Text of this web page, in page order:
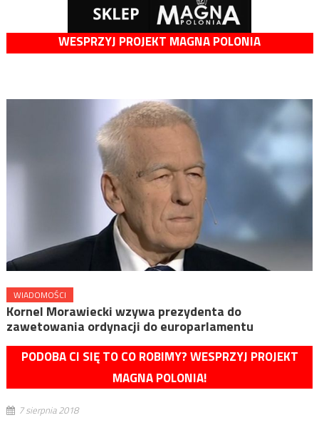
WESPRZYJ PROJEKT MAGNA POLONIA
WIADOMOŚCI
Kornel Morawiecki wzywa prezydenta do
zawetowania ordynacji do europarlamentu
PODOBA CI SIĘ TO CO ROBIMY? WESPRZYJ PROJEKT
MAGNA POLONIA!
7 sierpnia 2018